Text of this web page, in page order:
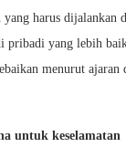
yang harus dijalankan
pribadi yang lebih
menurut ajaran
untuk keselamatan